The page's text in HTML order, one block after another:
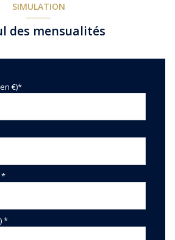
SIMULATION
des mensualités
€)*
*
*